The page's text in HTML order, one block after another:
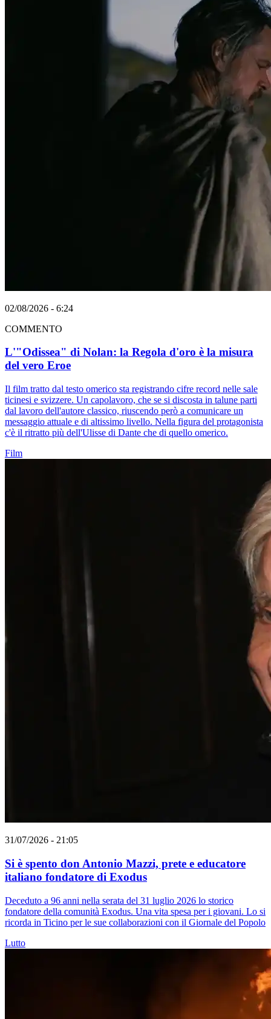
02/08/2026 - 6:24
COMMENTO
L'"Odissea" di Nolan: la Regola d'oro è la misura
del vero Eroe
Il film tratto dal testo omerico sta registrando cifre record nelle sale
ticinesi e svizzere. Un capolavoro, che se si discosta in talune parti
dal lavoro dell'autore classico, riuscendo però a comunicare un
messaggio attuale e di altissimo livello. Nella figura del protagonista
c'è il ritratto più dell'Ulisse di Dante che di quello omerico.
Film
31/07/2026 - 21:05
Si è spento don Antonio Mazzi, prete e educatore
italiano fondatore di Exodus
Deceduto a 96 anni nella serata del 31 luglio 2026 lo storico
fondatore della comunità Exodus. Una vita spesa per i giovani. Lo si
ricorda in Ticino per le sue collaborazioni con il Giornale del Popolo
Lutto